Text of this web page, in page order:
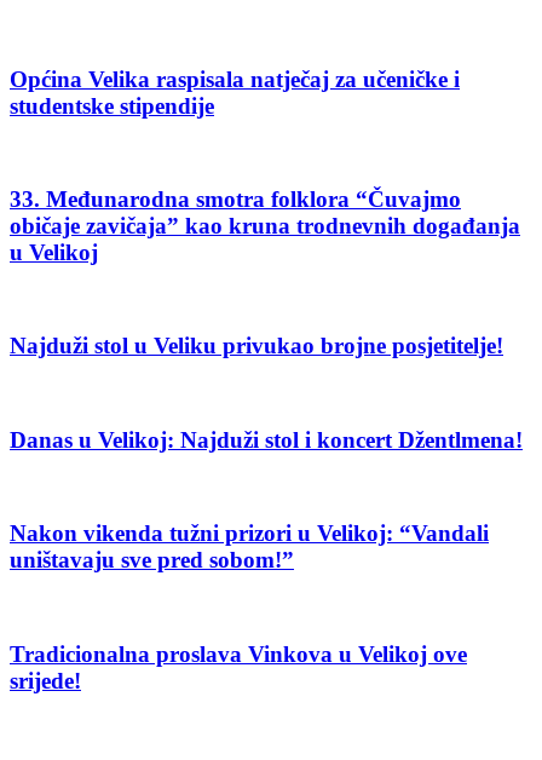
Općina Velika raspisala natječaj za učeničke i
studentske stipendije
33. Međunarodna smotra folklora “Čuvajmo
običaje zavičaja” kao kruna trodnevnih događanja
u Velikoj
Najduži stol u Veliku privukao brojne posjetitelje!
Danas u Velikoj: Najduži stol i koncert Džentlmena!
Nakon vikenda tužni prizori u Velikoj: “Vandali
uništavaju sve pred sobom!”
Tradicionalna proslava Vinkova u Velikoj ove
srijede!